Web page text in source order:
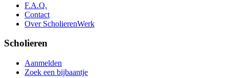
F.A.Q.
Contact
Over ScholierenWerk
Scholieren
Aanmelden
Zoek een bijbaantje